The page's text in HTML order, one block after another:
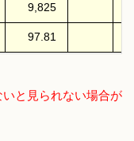
9,825
97.81
と見られない場合が